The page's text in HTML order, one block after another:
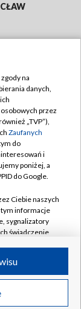
na
danych,
przez
„TVP”),
Zaufanych
do
i
poniżej, a
do Google.
Ciebie naszych
tym informacje
sygnalizatory
świadczenie
Ciebie
identyfikatory